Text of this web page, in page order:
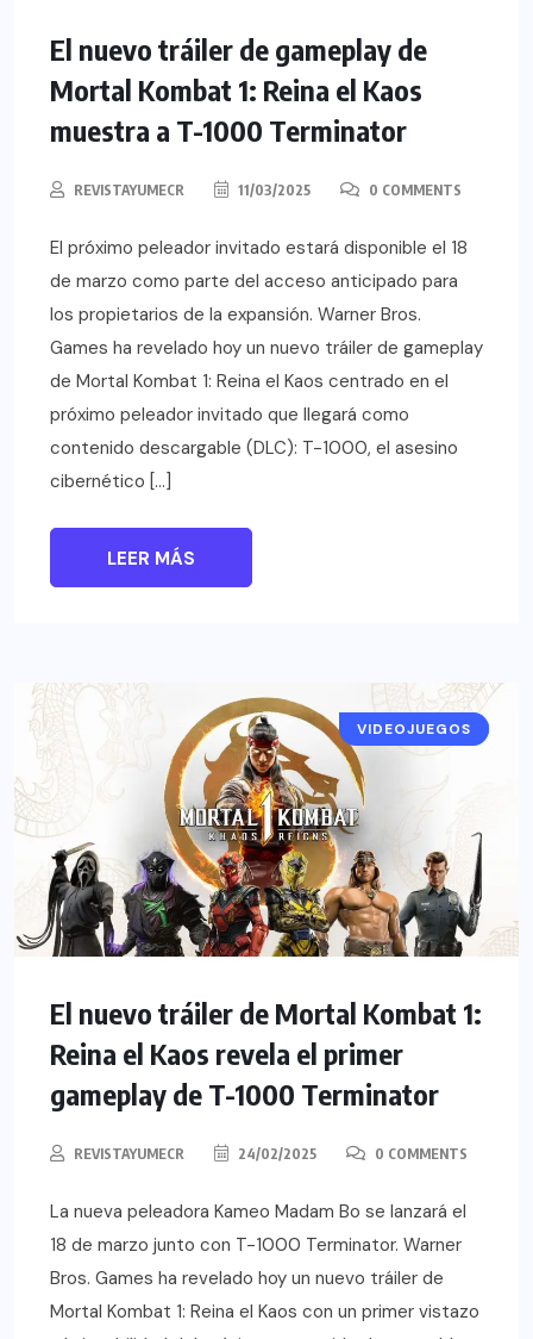
El nuevo tráiler de gameplay de
Mortal Kombat 1: Reina el Kaos
muestra a T-1000 Terminator
REVISTAYUMECR 11/03/2025 0 COMMENTS
El próximo peleador invitado estará disponible el 18
de marzo como parte del acceso anticipado para
los propietarios de la expansión. Warner Bros.
Games ha revelado hoy un nuevo tráiler de gameplay
de Mortal Kombat 1: Reina el Kaos centrado en el
próximo peleador invitado que llegará como
contenido descargable (DLC): T-1000, el asesino
cibernético […]
LEER MÁS
NOTICIAS
VIDEOJUEGOS
El nuevo tráiler de Mortal Kombat 1:
Reina el Kaos revela el primer
gameplay de T-1000 Terminator
REVISTAYUMECR 24/02/2025 0 COMMENTS
La nueva peleadora Kameo Madam Bo se lanzará el
18 de marzo junto con T-1000 Terminator. Warner
Bros. Games ha revelado hoy un nuevo tráiler de
Mortal Kombat 1: Reina el Kaos con un primer vistazo